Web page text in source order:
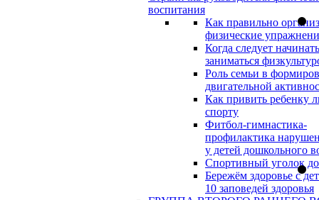
воспитания
Как правильно
физические
Когда следует начинать
заниматься
Роль семьи в
двигательной
Как привить ребенку
спорту
Фитбол-гимнастика-
профилактика
у детей дошкольного
Спортивный уголок
Бережём здоровье с
10 заповедей здоровья